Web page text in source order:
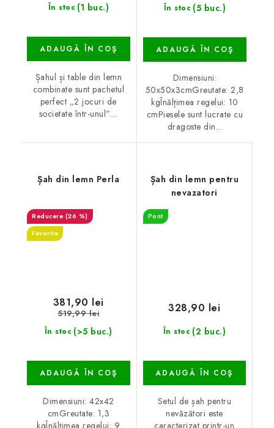
În stoc (1 buc.)
ADAUGĂ ÎN COŞ
Șahul și table din lemn
combinate sunt pachetul
perfect „2 jocuri de
societate într-unul”....
În stoc (5 buc.)
ADAUGĂ ÎN COŞ
Dimensiuni:
50x50x3cmGreutate: 2,8
kgÎnălțimea regelui: 10
cmPiesele sunt lucrate cu
dragoste din...
Șah din lemn Perla
(26 %)
Favorite
În stoc (>5 buc.)
381,90 lei
519,99 lei
ADAUGĂ ÎN COŞ
Dimensiuni: 42x42
cmGreutate: 1,3
Șah din lemn pentru
nevazatori
Pont
În stoc (2 buc.)
328,90 lei
ADAUGĂ ÎN COŞ
Setul de șah pentru
nevăzători este